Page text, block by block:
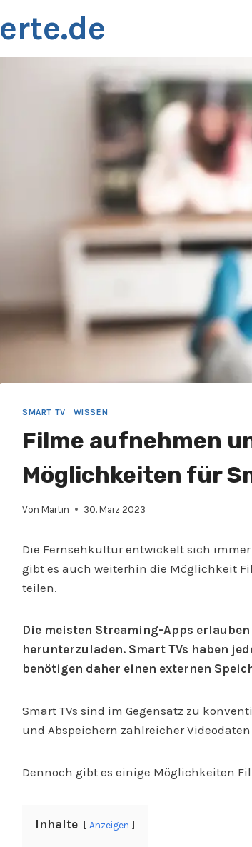
SMART TV WISSEN
Filme aufnehmen
Möglichkeiten für
Von Martin 30. März 2023
Die Fernsehkultur entwickelt sich
gibt es auch weiterhin die Möglichkeit
teilen.
Die meisten Streaming-Apps
herunterzuladen. Smart TVs haben
benötigen daher einen externen
Smart TVs sind im Gegensatz zu
und Abspeichern zahlreicher
Dennoch gibt es einige Möglichkeiten
Inhalte Anzeigen